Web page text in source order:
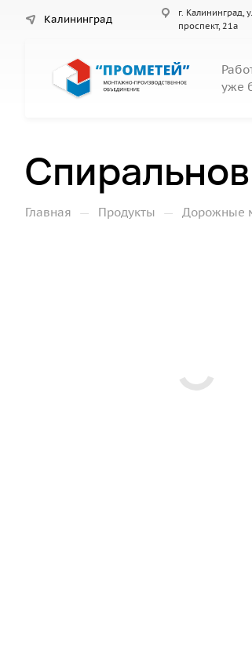
Калининград
г. Калининград,
проспект, 21а
уже
Главная — Продукты — Дорожные